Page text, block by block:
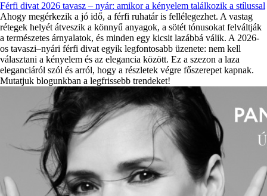
Férfi divat 2026 tavasz – nyár: amikor a kényelem találkozik a stílussal
Ahogy megérkezik a jó idő, a férfi ruhatár is fellélegezhet. A vastag
rétegek helyét átveszik a könnyű anyagok, a sötét tónusokat felváltják
a természetes árnyalatok, és minden egy kicsit lazábbá válik. A 2026-
os tavaszi–nyári férfi divat egyik legfontosabb üzenete: nem kell
választani a kényelem és az elegancia között. Ez a szezon a laza
eleganciáról szól és arról, hogy a részletek végre főszerepet kapnak.
Mutatjuk blogunkban a legfrissebb trendeket!